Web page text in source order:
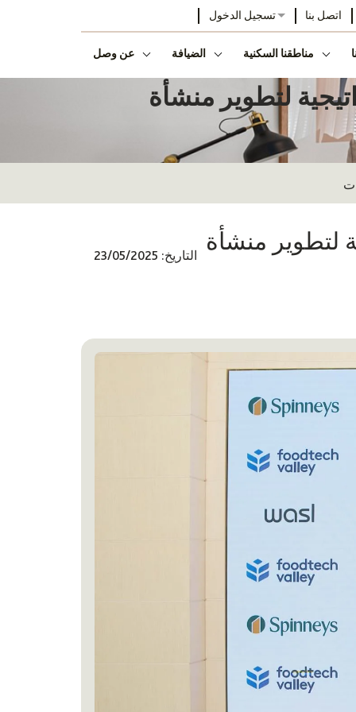
اتصل بنا تسجيل الدخول
مناطقنا السكنية الضيافة عن وصل
لتطوير منشأة
لتطوير منشأة التاريخ: 23/05/2025